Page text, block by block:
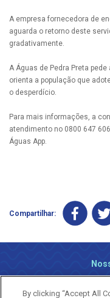
A empresa fornecedora de
aguarda o retorno deste
gradativamente.
A Águas de Pedra Preta
orienta a população que
o desperdício.
Para mais informações, a
atendimento no 0800 647
Águas App.
Compartilhar:
By clicking “Accept All